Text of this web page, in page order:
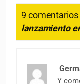
9 comentarios
lanzamiento
Y